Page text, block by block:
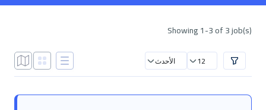
Showing 1-3 of 3 job(s)
12 الأحدث